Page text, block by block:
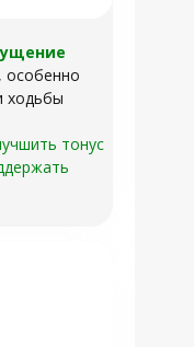
особенно
ходьбы
тонус